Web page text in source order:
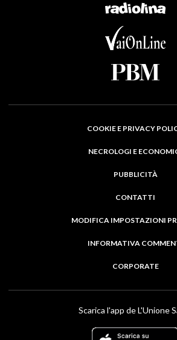
COOKIE E PRIVACY
NECROLOGI E
PUBBLICITÀ
CONTATTI
MODIFICA IMPOSTAZIONI
INFORMATIVA
CORPORATE
Scarica l'app de L'Unione